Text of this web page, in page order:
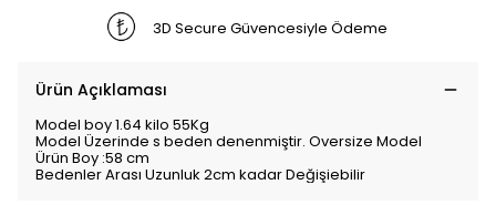
3D Secure Güvencesiyle Ödeme
Ürün Açıklaması
Model boy 1.64 kilo 55Kg
Model Üzerinde s beden denenmiştir. Oversize Model
Ürün Boy :58 cm
Bedenler Arası Uzunluk 2cm kadar Değişiebilir